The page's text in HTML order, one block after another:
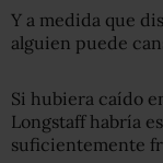
Y a medida que
alguien puede
Si hubiera caído
Longstaff habría
suficientemente